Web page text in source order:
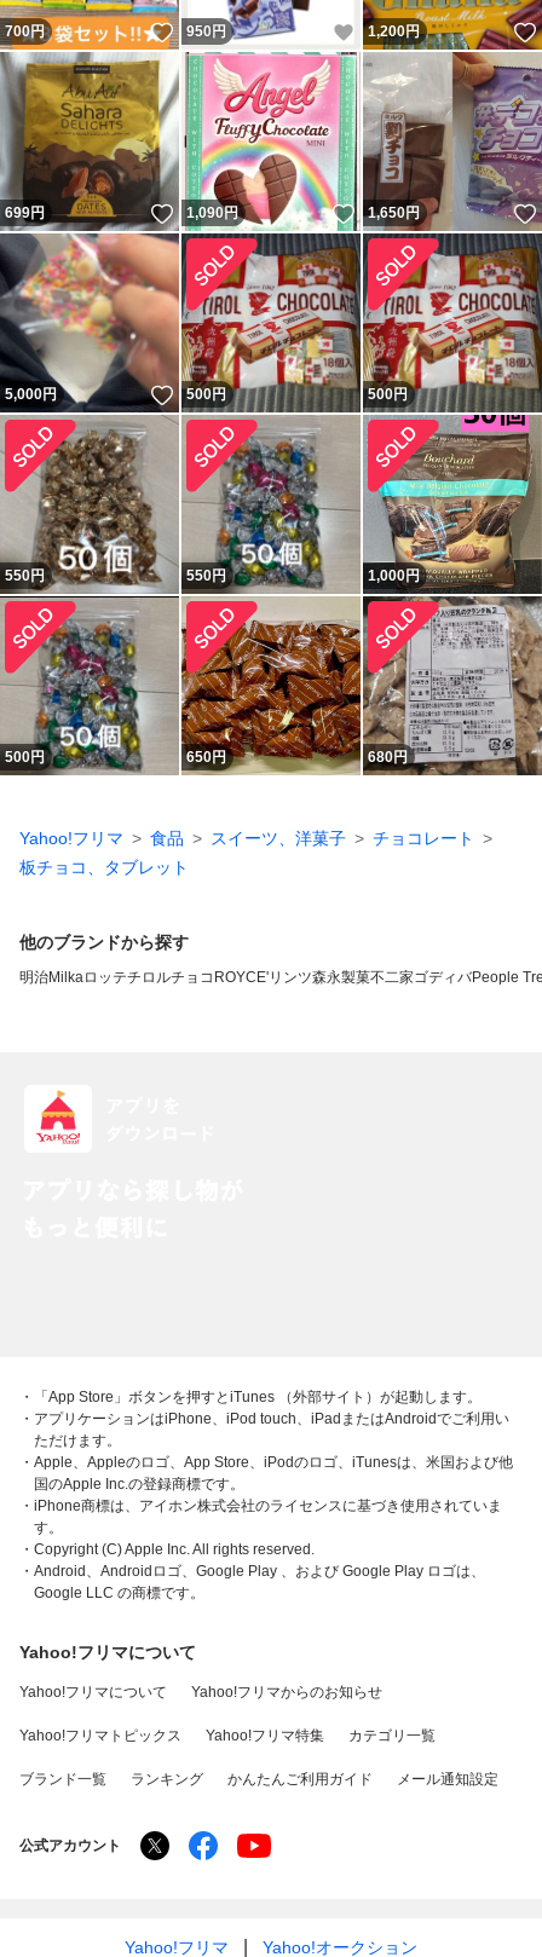
700円 いいね！
950 円 いいね！
1,200円
699円 いいね！
1,090円 いいね！
1,650円
5,000円 いいね！
500円 500円
550円 550円 1,000円
500円 650円 680円
Yahoo!フリマ 食品 スイーツ、洋菓子
チョコレート
板チョコ、タブレット
他のブランドから探す
明治Milkaロッテチロルチョコ ROYCE'リンツ森永製菓不二家ゴディバPeople
・「App Store」ボタンを押すとiTunes （外部サイト）が起動します。
・アプリケーションはiPhone、iPod touch、iPadまたはAndroidでご利用い
ただけます。
・Apple、Appleのロゴ、App Store、iPodのロゴ、iTunesは、米国および他
国のApple Inc.の登録商標です。
・iPhone商標は、アイホン株式会社のライセンスに基づき使用されていま
す。
・Copyright (C) Apple Inc. All rights reserved.
・Android、Androidロゴ、Google Play 、および Google Play ロゴは、
Google LLC の商標です。
Yahoo!フリマについて
Yahoo!フリマについて Yahoo!フリマからのお知らせ
Yahoo!フリマトピックス Yahoo!フリマ特集 カテゴリ一覧
ブランド一覧 ランキング かんたんご利用ガイド メール通知設定
公式アカウント
Yahoo!フリマ Yahoo!オークション